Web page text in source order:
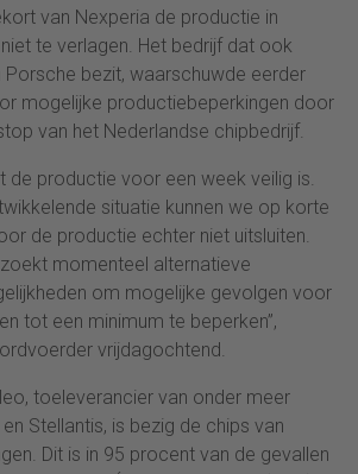
van Nexperia de productie in
te verlagen. Het bedrijf dat ook
Porsche bezit, waarschuwde eerder
mogelijke productiebeperkingen door
van het Nederlandse chipbedrijf.
de productie voor een week veilig is.
situatie kunnen we op korte
de productie echter niet uitsluiten.
momenteel alternatieve
om mogelijke gevolgen voor
tot een minimum te beperken”,
vrijdagochtend.
toeleverancier van onder meer
Stellantis, is bezig de chips van
Dit is in 95 procent van de gevallen